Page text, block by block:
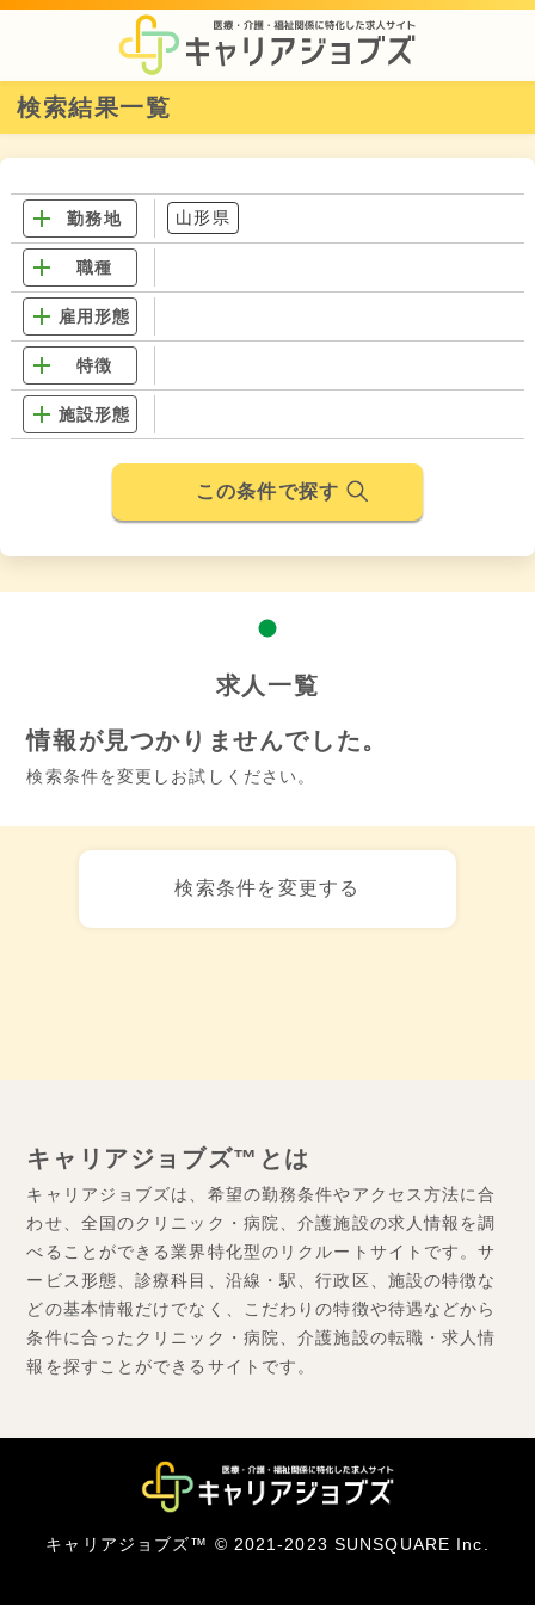
検索結果一覧
勤務地 山形県
職種
雇用形態
特徴
施設形態
この条件で探す
求人一覧
情報が見つかりませんでした。
検索条件を変更しお試しください。
検索条件を変更する
キャリアジョブズ™とは
キャリアジョブズは、希望の勤務条件やアクセス方法に合
わせ、全国のクリニック・病院、介護施設の求人情報を調
べることができる業界特化型のリクルートサイトです。サ
ービス形態、診療科目、沿線・駅、行政区、施設の特徴な
どの基本情報だけでなく、こだわりの特徴や待遇などから
条件に合ったクリニック・病院、介護施設の転職・求人情
報を探すことができるサイトです。
キャリアジョブズ™ © 2021-2023 SUNSQUARE Inc.